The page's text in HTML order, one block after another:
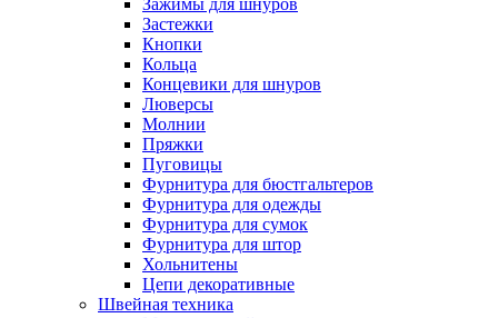
Зажимы для шнуров
Застежки
Кнопки
Кольца
Концевики для шнуров
Люверсы
Молнии
Пряжки
Пуговицы
Фурнитура для бюстгальтеров
Фурнитура для одежды
Фурнитура для сумок
Фурнитура для штор
Хольнитены
Цепи декоративные
Швейная техника